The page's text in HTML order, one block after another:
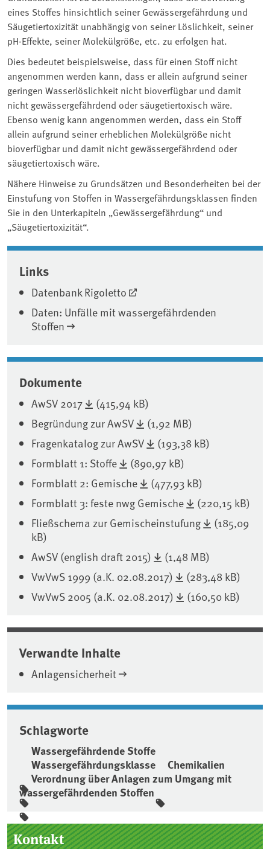
eines Stoffes hinsichtlich seiner Gewässergefährdung und
Säugetiertoxizität unabhängig von seiner Löslichkeit, seiner
pH-Effekte, seiner Molekülgröße, etc. zu erfolgen hat.
Dies bedeutet beispielsweise, dass für einen Stoff nicht
angenommen werden kann, dass er allein aufgrund seiner
geringen Wasserlöslichkeit nicht bioverfügbar und damit
nicht gewässergefährdend oder säugetiertoxisch wäre.
Ebenso wenig kann angenommen werden, dass ein Stoff
allein aufgrund seiner erheblichen Molekülgröße nicht
bioverfügbar und damit nicht gewässergefährdend oder
säugetiertoxisch wäre.
Nähere Hinweise zu Grundsätzen und Besonderheiten bei der
Einstufung von Stoffen in Wassergefährdungsklassen finden
Sie in den Unterkapiteln „Gewässergefährdung“ und
„Säugetiertoxizität“.
Associated content
Links
Datenbank Rigoletto
Daten: Unfälle mit wassergefährdenden
Stoffen
Dokumente
AwSV 2017
(415,94 kB)
Begründung zur AwSV
(1,92 MB)
Fragenkatalog zur AwSV
(193,38 kB)
Formblatt 1: Stoffe
(890,97 kB)
Formblatt 2: Gemische
(477,93 kB)
Formblatt 3: feste nwg Gemische
(220,15 kB)
Fließschema zur Gemischeinstufung
(185,09
kB)
AwSV (english draft 2015)
(1,48 MB)
VwVwS 1999 (a.K. 02.08.2017)
(283,48 kB)
VwVwS 2005 (a.K. 02.08.2017)
(160,50 kB)
Verwandte Inhalte
Anlagensicherheit
Schlagworte
Wassergefährdende Stoffe
Wassergefährdungsklasse
Chemikalien
Verordnung über Anlagen zum Umgang mit
wassergefährdenden Stoffen
Seitenleiste
Kontakt